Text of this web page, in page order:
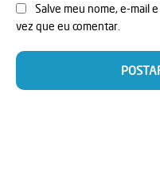
Salve meu nome, e-mail
vez que eu comentar.